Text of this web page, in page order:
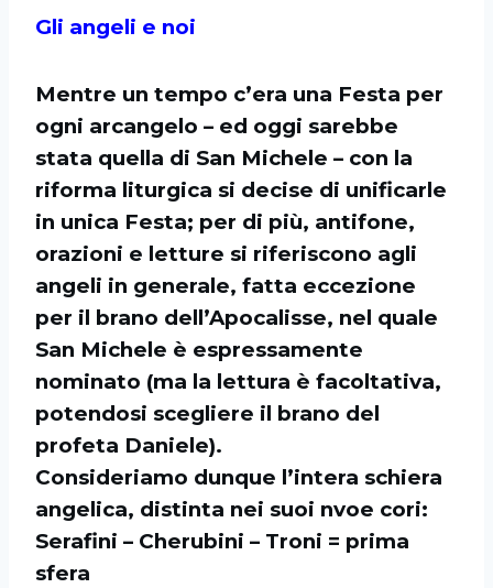
Gli angeli e noi
Mentre un tempo c’era una Festa per
ogni arcangelo – ed oggi sarebbe
stata quella di San Michele – con la
riforma liturgica si decise di unificarle
in unica Festa; per di più, antifone,
orazioni e letture si riferiscono agli
angeli in generale, fatta eccezione
per il brano dell’Apocalisse, nel quale
San Michele è espressamente
nominato (ma la lettura è facoltativa,
potendosi scegliere il brano del
profeta Daniele).
Consideriamo dunque l’intera schiera
angelica, distinta nei suoi nvoe cori:
Serafini – Cherubini – Troni = prima
sfera